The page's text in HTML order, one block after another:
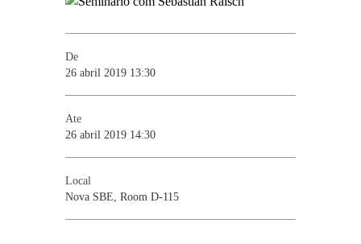
De
26 abril 2019 13:30
Ate
26 abril 2019 14:30
Local
Nova SBE, Room D-115